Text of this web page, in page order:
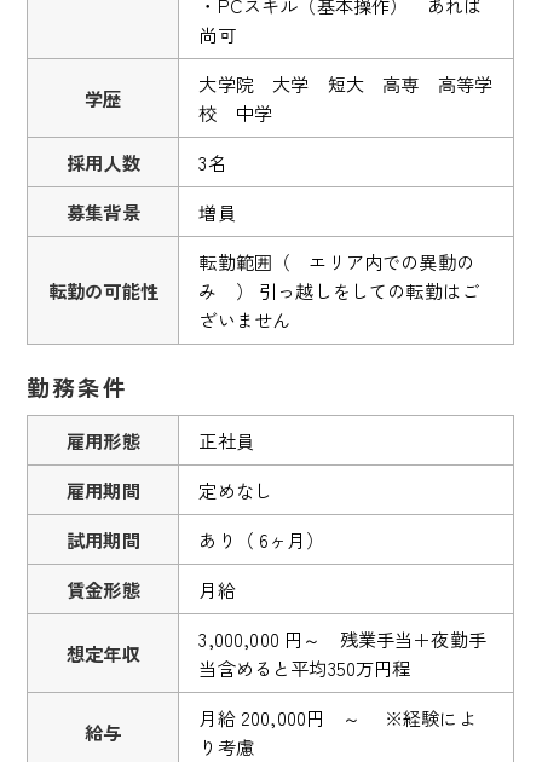
尚可
学歴
大学院 大学 短大 高専 高等学
校 中学
採用人数
3名
募集背景
増員
転勤の可能性
転勤範囲（ エリア内での異動の
み ） 引っ越しをしての転勤はご
ざいません
勤務条件
雇用形態
正社員
雇用期間
定めなし
試用期間
あり（ 6ヶ月）
賃金形態
月給
想定年収
3,000,000 円～ 残業手当＋夜勤手
当含めると平均350万円程
給与
月給 200,000円 ～ ※経験によ
り考慮